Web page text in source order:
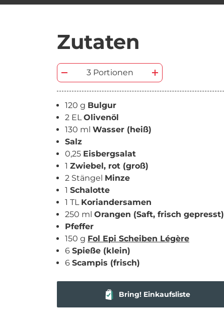
Zutaten
3 Portionen
120 g Bulgur
2 ELOlivenöl
130 ml Wasser (heiß)
Salz
0,25 Eisbergsalat
1 Zwiebel, rot (groß)
2 Stängel Minze
1 Schalotte
1 TL Koriandersamen
250 ml Orangen (Saft, frisch gepresst)
Pfeffer
150 g Fol Epi Scheiben Légère
6 Spieße (klein)
6 Scampis (frisch)
Bring! Einkaufsliste